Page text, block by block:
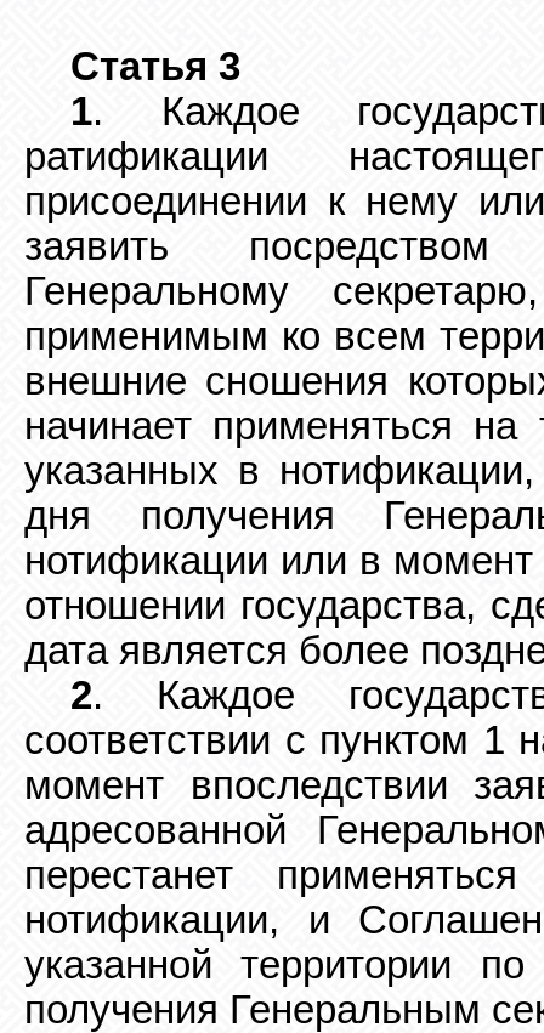
Статья 3
1. Каждое
ратификации
присоединении к нему
заявить посредством
Генеральному
применимым ко всем
внешние сношения
начинает применяться на
указанных в
дня получения
нотификации или в
отношении государства,
дата является более
2. Каждое
соответствии с пунктом 1
момент впоследствии
адресованной
перестанет
нотификации, и
указанной территории
получения Генеральным